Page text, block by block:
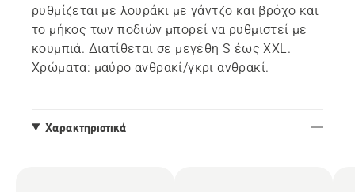
ρυθμίζεται με λουράκι με γάντζο και βρόχο και
το μήκος των ποδιών μπορεί να ρυθμιστεί με
κουμπιά. Διατίθεται σε μεγέθη S έως XXL.
Χρώματα: μαύρο ανθρακί/γκρι ανθρακί.
Χαρακτηριστικά